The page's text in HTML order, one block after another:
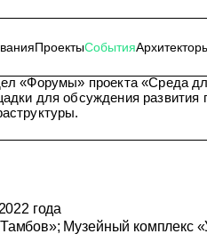
ПроектыСобытия
«Форумы» проекта «Среда
для обсуждения развития
года
Музейный комплекс